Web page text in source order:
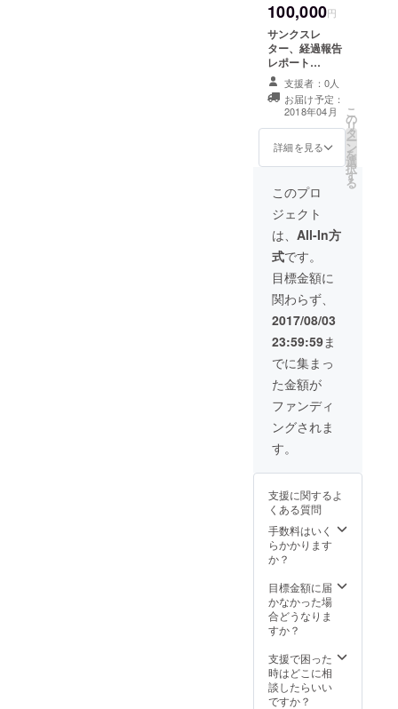
意） 東京・三鷹
市で行われる
「サイエンス・
カフェ」への参
加招待券（4枚）
（サイエンスカ
フェ・招待券は
2017年11月～
12月頃お届け予
定）
100,000円
サンクスレ
ター、経過報告
レポート
CAP2018参加者
バッグ＋大会集
録論文誌（論文
誌は2018年6月
お届け予定）
CAP2018会期中
を表示（任意）
福岡・福岡市で
行われる「サイ
エンスパブin福
岡」への参加招
待券（4枚）
（サイエンパブ
招待券は2017年
11月～12月頃お
届け予定）
支援者：0人
お届け予定：
2018年04月
詳細を見る
こ
の
リ
タ
ー
ン
を
選
択
す
る
このプロ
ジェクト
は、 All-In方
式です。
目標金額に
関わらず、
2017/08/03
23:59:59ま
でに集まっ
た金額が
ファンディ
ングされま
す。
支援に関するよ
くある質問
手数料はいく
らかかります
か？
目標金額に届
かなかった場
合どうなりま
すか？
支援で困った
時はどこに相
談したらいい
ですか？